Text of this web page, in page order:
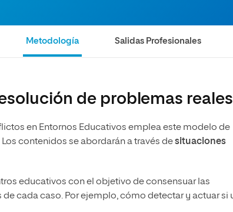
mayores
Metodología Salidas Profesionales
de problemas reales
en Entornos Educativos emplea este modelo de
contenidos se abordarán a través desituaciones
educativos con el objetivo de consensuar las
cada caso. Por ejemplo, cómo detectar y actuar si